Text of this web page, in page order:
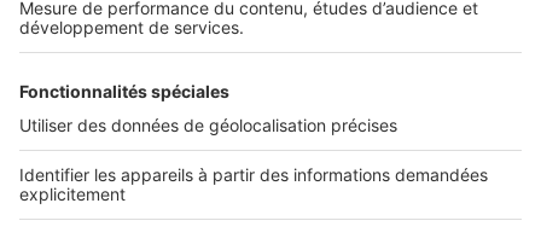
Services pro
Accès client
Informations légales